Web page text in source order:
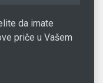
da imate
priče u Vašem